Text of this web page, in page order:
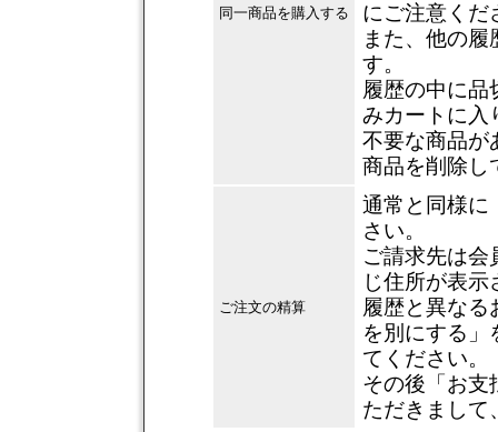
同一商品を購入する
にご注意くだ
また、他の
す。
履歴の中に品
みカートに入
不要な商品が
商品を削除し
ご注文の精算
通常と同様に
さい。
ご請求先は会
じ住所が表示
履歴と異なる
を別にする」
てください。
その後「お支
ただきまして